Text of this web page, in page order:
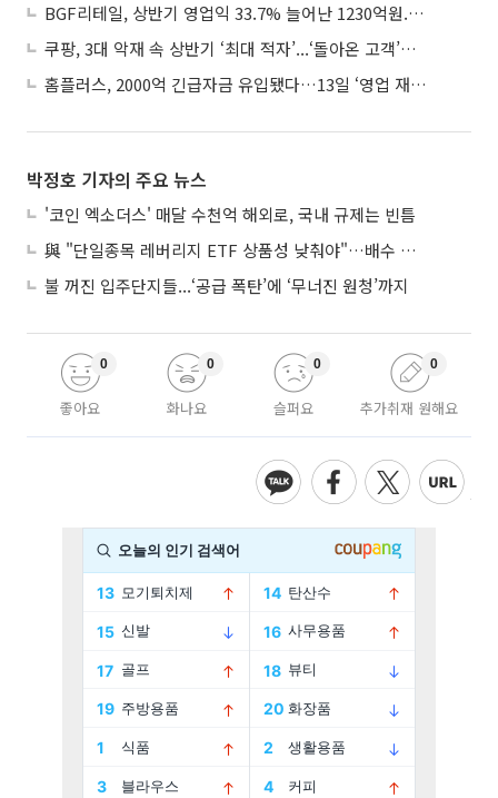
BGF리테일, 상반기 영업익 33.7% 늘어난 1230억원...2분기 영업익 22.3%↑
쿠팡, 3대 악재 속 상반기 ‘최대 적자’...‘돌아온 고객’에 수익성 반등 주목
홈플러스, 2000억 긴급자금 유입됐다…13일 ‘영업 재개’
박정호 기자의 주요 뉴스
'코인 엑소더스' 매달 수천억 해외로, 국내 규제는 빈틈
與 "단일종목 레버리지 ETF 상품성 낮춰야"…배수 조정안도 거론
불 꺼진 입주단지들...‘공급 폭탄’에 ‘무너진 원청’까지
좋아요
0
화나요
0
슬퍼요
0
추가취재 원해요
0